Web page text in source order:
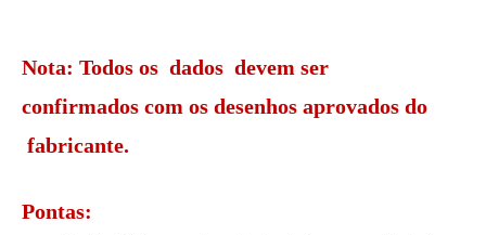
Nota: Todos os dados devem ser
confirmados com os desenhos aprovados do
fabricante.
Pontas: